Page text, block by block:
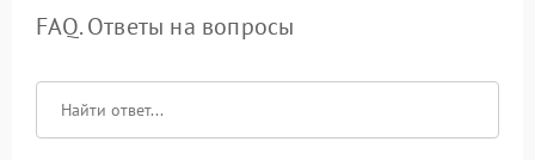
FAQ. Ответы на вопросы